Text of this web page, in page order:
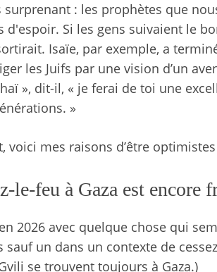
surprenant : les prophètes que
d'espoir. Si les gens suivaient le
Isaïe, par exemple, a
les Juifs par une vision d’un
», dit-il, « je ferai de toi une
»
voici mes raisons d’être
le-feu à Gaza est
2026 avec quelque chose qui
sauf un dans un contexte de
se trouvent toujours à Gaza.)